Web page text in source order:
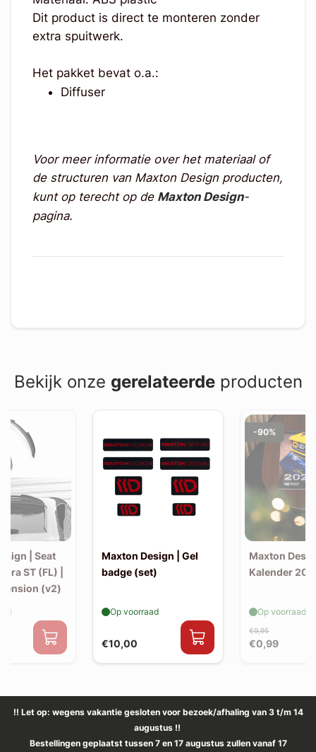
Dit product is direct te monteren zonder
extra spuitwerk.
Het pakket bevat o.a.:
Diffuser
Voor meer informatie over het materiaal of
de structuren van Maxton Design producten,
kunt op terecht op de Maxton Design-
pagina.
Bekijk onze gerelateerdeproducten
| Seat
ST (FL) |
(v2)
Maxton Design | Gel
badge (set)
€10,00
Op voorraad
-90%
Maxton
Kalender
€9,95
€0,99
Op voorraad
!! Let op: wegens vakantie gesloten voor bezoek/afhaling van 3 t/m 14
augustus !!
Bestellingen geplaatst tussen 7 en 17 augustus zullen vanaf 17